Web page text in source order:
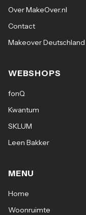
Leverbaar in 2
Wit
Grijs
Eigenschappen:
Over MakeOver.nl
Contact
Makeover Deutschland
WEBSHOPS
fonQ
Kwantum
SKLUM
Leen Bakker
MENU
Home
Woonruimte